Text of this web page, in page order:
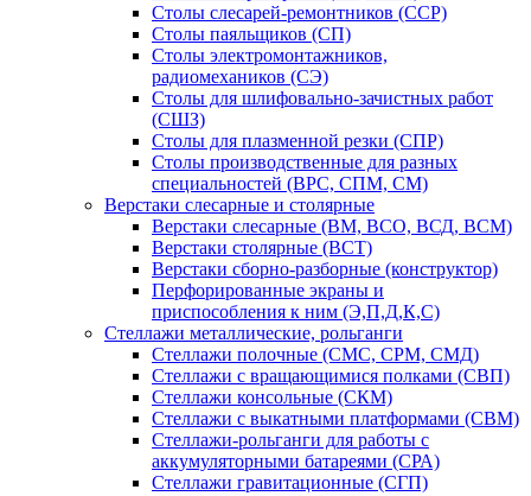
Столы слесарей-ремонтников (ССР)
Столы паяльщиков (СП)
Столы электромонтажников,
радиомехаников (СЭ)
Столы для шлифовально-зачистных работ
(СШЗ)
Столы для плазменной резки (СПР)
Столы производственные для разных
специальностей (ВРС, СПМ, СМ)
Верстаки слесарные и столярные
Верстаки слесарные (ВМ, ВСО, ВСД, ВСМ)
Верстаки столярные (ВСТ)
Верстаки сборно-разборные (конструктор)
Перфорированные экраны и
приспособления к ним (Э,П,Д,К,С)
Стеллажи металлические, рольганги
Стеллажи полочные (СМС, СРМ, СМД)
Стеллажи с вращающимися полками (СВП)
Стеллажи консольные (СКМ)
Стеллажи с выкатными платформами (СВМ)
Стеллажи-рольганги для работы с
аккумуляторными батареями (СРА)
Стеллажи гравитационные (СГП)